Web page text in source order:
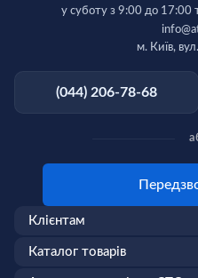
(044) 206-78-68
у суботу з 9:00 до 17:00
м. Київ,
Клієнтам
Каталог товарів